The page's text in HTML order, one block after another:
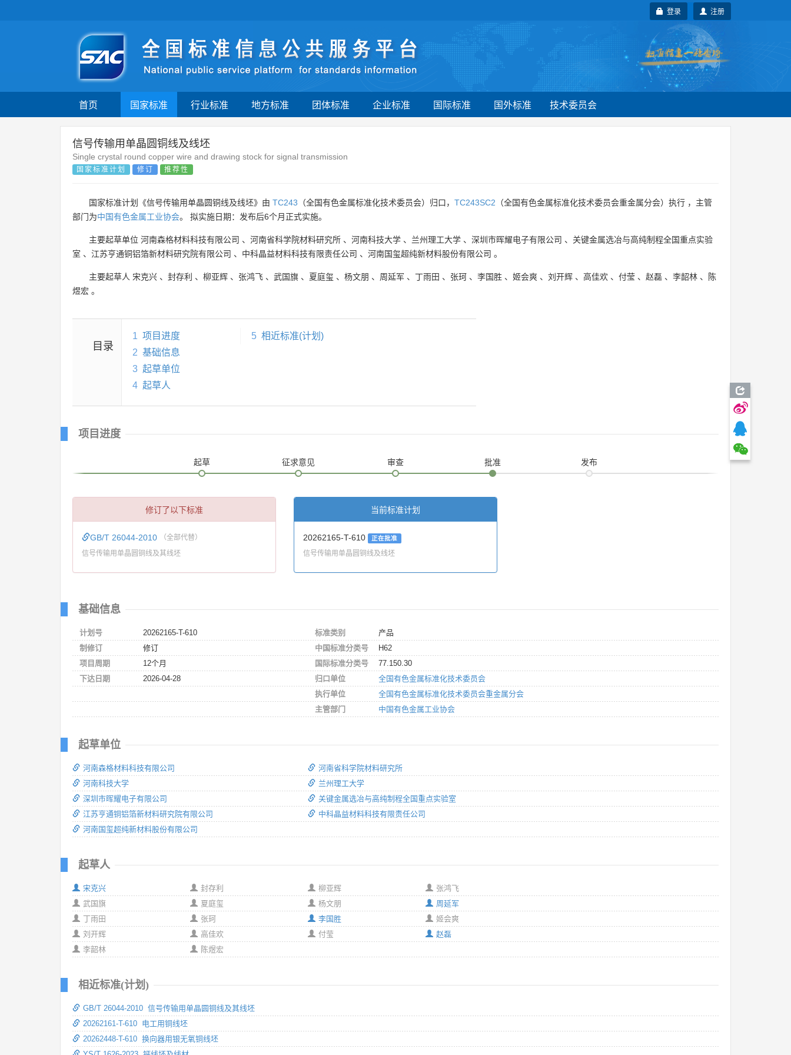
注册
登录
首页 国家标准 行业标准 地方标准 团体标准 企业标准 国际标准 国外标准 技术委员会
信号传输用单晶圆铜线及线坯
Single crystal round copper wire and drawing stock for signal transmission
国家标准计划 修订 推荐性
国家标准计划《信号传输用单晶圆铜线及线坯》由 TC243 （全国有色金属标准化技术委员会）归口， TC243SC2 （全国有色金属标准化技术委员会重金属分会）执行 ，主管
部门为中国有色金属工业协会。 拟实施日期：发布后6个月正式实施。
主要起草单位 河南森格材料科技有限公司 、 河南省科学院材料研究所 、 河南科技大学 、 兰州理工大学 、 深圳市晖耀电子有限公司 、 关键金属选冶与高纯制程全国重点实验
室 、 江苏亨通铜铝箔新材料研究院有限公司 、 中科晶益材料科技有限责任公司 、 河南国玺超纯新材料股份有限公司 。
主要起草人 宋克兴 、 封存利 、 柳亚辉 、 张鸿飞 、 武国旗 、 夏庭玺 、 杨文朋 、 周延军 、 丁雨田 、 张珂 、 李国胜 、 姬会爽 、 刘开辉 、 高佳欢 、 付莹 、 赵磊 、 李韶林 、
陈
煜宏 。
目录
1 项目进度
2 基础信息
3 起草单位
4 起草人
5 相近标准(计划)
项目进度
起草 征求意见 审查 批准 发布
修订了以下标准
GB/T 26044-2010 （全部代替）
信号传输用单晶圆铜线及其线坯
当前标准计划
20262165-T-610 正在批准
信号传输用单晶圆铜线及线坯
基础信息
计划号
20262165-T-610
制修订
修订
项目周期
12个月
下达日期
2026-04-28
标准类别
产品
中国标准分类号
H62
国际标准分类号
77.150.30
归口单位
全国有色金属标准化技术委员会
执行单位
全国有色金属标准化技术委员会重金属分会
主管部门
中国有色金属工业协会
起草单位
河南森格材料科技有限公司
河南科技大学
深圳市晖耀电子有限公司
江苏亨通铜铝箔新材料研究院有限公司
河南国玺超纯新材料股份有限公司
河南省科学院材料研究所
兰州理工大学
关键金属选冶与高纯制程全国重点实验室
中科晶益材料科技有限责任公司
起草人
宋克兴
封存利
武国旗
夏庭玺
丁雨田
张珂
刘开辉
高佳欢
李韶林
陈煜宏
柳亚辉
张鸿飞
杨文朋
周延军
李国胜
姬会爽
付莹
赵磊
相近标准(计划)
GB/T 26044-2010 信号传输用单晶圆铜线及其线坯
20262161-T-610 电工用铜线坯
20262448-T-610 换向器用银无氧铜线坯